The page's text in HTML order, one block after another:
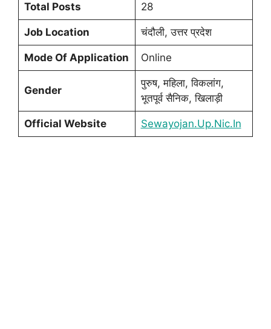
Total Posts 28
Job Location चंदौली, उत्तर प्रदेश
Mode Of Application Online
Gender
पुरुष, महिला, विकलांग,
भूतपूर्व सैनिक, खिलाड़ी
Official Website Sewayojan.Up.Nic.In